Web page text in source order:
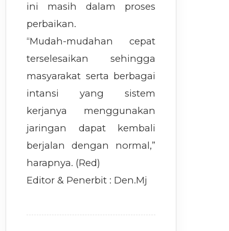
ini masih dalam proses
perbaikan.
“Mudah-mudahan cepat
terselesaikan sehingga
masyarakat serta berbagai
intansi yang sistem
kerjanya menggunakan
jaringan dapat kembali
berjalan dengan normal,”
harapnya. (Red)
Editor & Penerbit : Den.Mj